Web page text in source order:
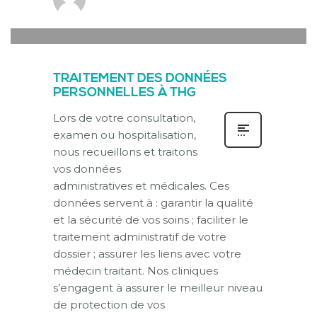
TRAITEMENT DES DONNÉES
PERSONNELLES À THG
Lors de votre consultation,
examen ou hospitalisation,
nous recueillons et traitons
vos données
administratives et médicales. Ces
données servent à : garantir la qualité
et la sécurité de vos soins ; faciliter le
traitement administratif de votre
dossier ; assurer les liens avec votre
médecin traitant. Nos cliniques
s’engagent à assurer le meilleur niveau
de protection de vos